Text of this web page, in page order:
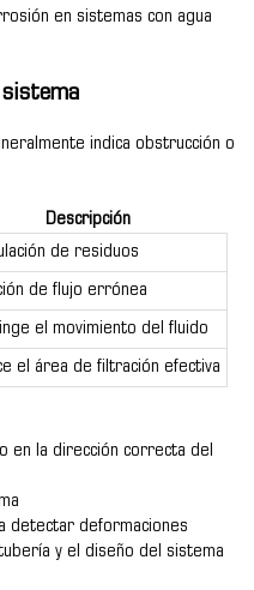
en sistemas con agua
indica obstrucción o
Descripción
de residuos
de flujo errónea
el movimiento del fluido
el área de filtración efectiva
en la dirección correcta del
detectar deformaciones
y el diseño del sistema